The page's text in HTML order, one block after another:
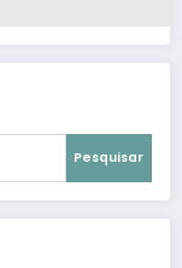
Pesquisar